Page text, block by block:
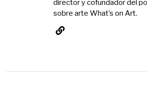
director y cofundador del
sobre arte What’s on Art.